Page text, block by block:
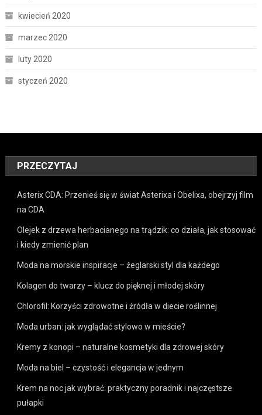
kwiecień 2020
marzec 2020
luty 2020
styczeń 2020
PRZECZYTAJ
Asterix CDA: Przenieś się w świat Asterixa i Obelixa, obejrzyj film
na CDA
Olejek z drzewa herbacianego na trądzik: co działa, jak stosować
i kiedy zmienić plan
Moda na morskie inspiracje – żeglarski styl dla każdego
Kolagen do twarzy – klucz do pięknej i młodej skóry
Chlorofil: Korzyści zdrowotne i źródła w diecie roślinnej
Moda urban: jak wyglądać stylowo w mieście?
Kremy z konopi – naturalne kosmetyki dla zdrowej skóry
Moda na biel – czystość i elegancja w jednym
Krem na noc jak wybrać: praktyczny poradnik i najczęstsze
pułapki